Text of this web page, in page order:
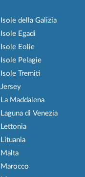
Isole della Galizia
Isole Egadi
Isole Eolie
Isole Pelagie
Isole Tremiti
Jersey
La Maddalena
Laguna di Venezia
Lettonia
Lituania
Malta
Marocco